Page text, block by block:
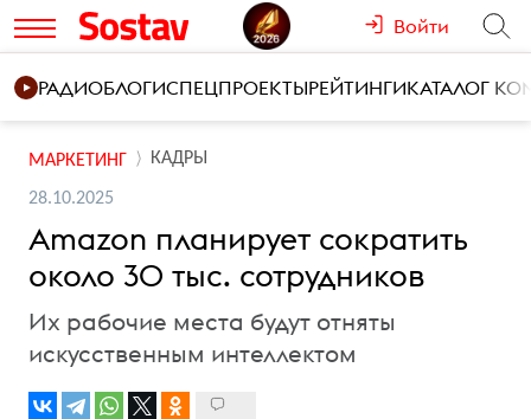
Войти
РАДИОБЛОГИСПЕЦПРОЕКТЫРЕЙТИНГИКАТАЛОГ
МАРКЕТИНГ КАДРЫ
28.10.2025
Amazon планирует сократить
около 30 тыс. сотрудников
Их рабочие места будут отняты
искусственным интеллектом